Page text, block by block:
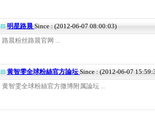
明星路晨 Since : (2012-06-07 08:00:03)
路晨粉丝路晨官网 ...
黄智雯全球粉絲官方論坛Since : (2012-06-07
黄智雯全球粉絲官方微博附属論坛 ...